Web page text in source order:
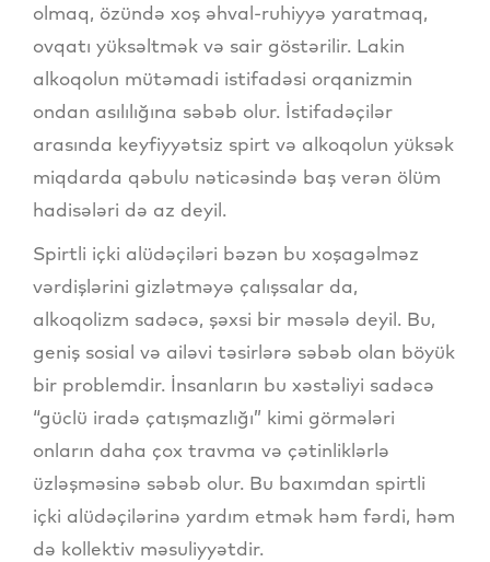
olmaq, özündə xoş əhval-ruhiyyə yaratmaq,
ovqatı yüksəltmək və sair göstərilir. Lakin
alkoqolun mütəmadi istifadəsi orqanizmin
ondan asılılığına səbəb olur. İstifadəçilər
arasında keyfiyyətsiz spirt və alkoqolun yüksək
miqdarda qəbulu nəticəsində baş verən ölüm
hadisələri də az deyil.
Spirtli içki alüdəçiləri bəzən bu xoşagəlməz
vərdişlərini gizlətməyə çalışsalar da,
alkoqolizm sadəcə, şəxsi bir məsələ deyil. Bu,
geniş sosial və ailəvi təsirlərə səbəb olan böyük
bir problemdir. İnsanların bu xəstəliyi sadəcə
“güclü iradə çatışmazlığı” kimi görmələri
onların daha çox travma və çətinliklərlə
üzləşməsinə səbəb olur. Bu baxımdan spirtli
içki alüdəçilərinə yardım etmək həm fərdi, həm
də kollektiv məsuliyyətdir.